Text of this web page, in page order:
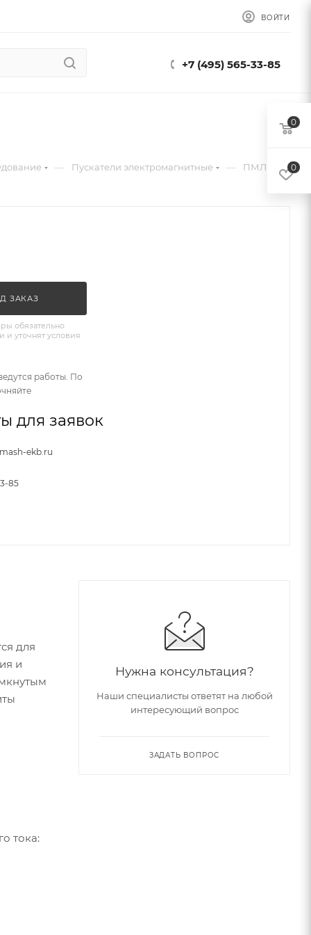
ВОЙТИ
+7 (495) 565-33-85
— Пускатели электромагнитные — ПМЛ
ЗАКАЗ
обязательно
и уточнят условия
работы. По
для заявок
ekb.ru
85
для
и
тока:
Нужна консультация?
Наши специалисты ответят на любой
интересующий вопрос
ЗАДАТЬ ВОПРОС
0
0